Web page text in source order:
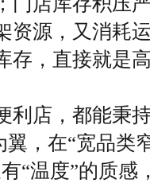
资源，又消耗
存，直接就是
利店，都能秉
翼，在“宽品
“温度”的质